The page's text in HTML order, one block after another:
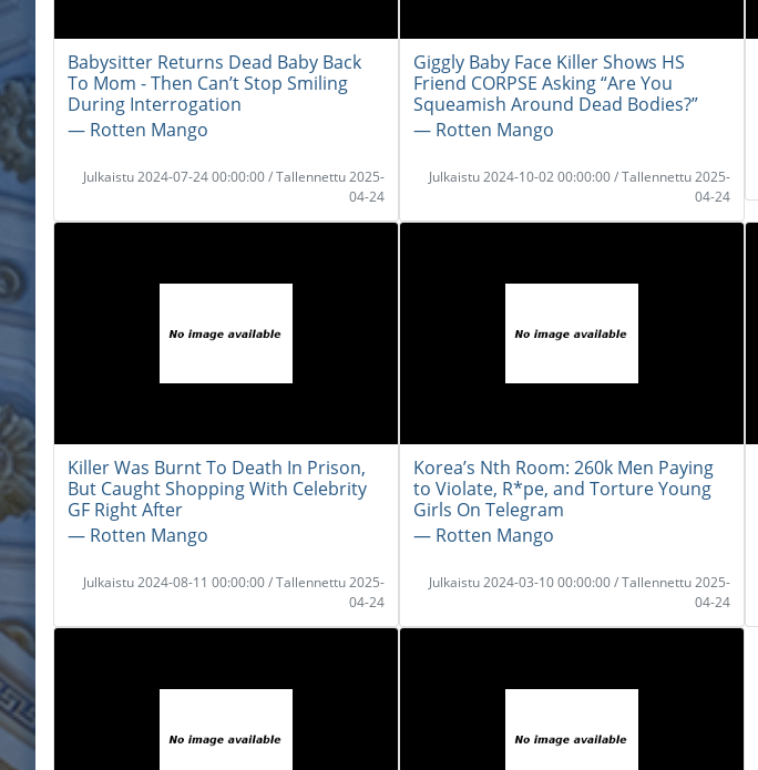
Babysitter Returns Dead Baby Back
To Mom - Then Can’t Stop Smiling
During Interrogation
― Rotten Mango
Julkaistu 2024-07-24 00:00:00 / Tallennettu 2025-
04-24
Giggly Baby Face Killer Shows HS
Friend CORPSE Asking “Are You
Squeamish Around Dead Bodies?”
― Rotten Mango
Julkaistu 2024-10-02 00:00:00 / Tallennettu 2025-
04-24
Killer Was Burnt To Death In Prison,
But Caught Shopping With Celebrity
GF Right After
― Rotten Mango
Julkaistu 2024-08-11 00:00:00 / Tallennettu 2025-
04-24
Korea’s Nth Room: 260k Men Paying
to Violate, R*pe, and Torture Young
Girls On Telegram
― Rotten Mango
Julkaistu 2024-03-10 00:00:00 / Tallennettu 2025-
04-24